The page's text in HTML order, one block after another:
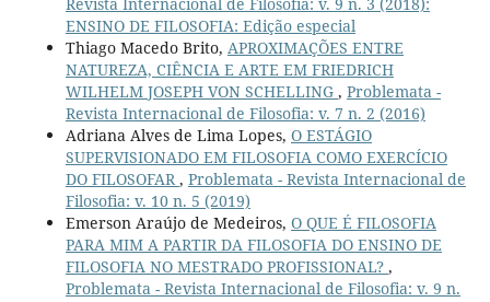
ENSINO DE FILOSOFIA: Edição especial
Thiago Macedo Brito, APROXIMAÇÕES ENTRE
NATUREZA, CIÊNCIA E ARTE EM FRIEDRICH
WILHELM JOSEPH VON SCHELLING , Problemata -
Revista Internacional de Filosofia: v. 7 n. 2 (2016)
Adriana Alves de Lima Lopes, O ESTÁGIO
SUPERVISIONADO EM FILOSOFIA COMO EXERCÍCIO
DO FILOSOFAR , Problemata - Revista Internacional de
Filosofia: v. 10 n. 5 (2019)
Emerson Araújo de Medeiros, O QUE É FILOSOFIA
PARA MIM A PARTIR DA FILOSOFIA DO ENSINO DE
FILOSOFIA NO MESTRADO PROFISSIONAL? ,
Problemata - Revista Internacional de Filosofia: v. 9 n.